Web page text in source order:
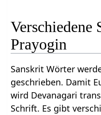
Verschiedene
Prayogin
Sanskrit Wörter
geschrieben. Damit
wird Devanagari
Schrift. Es gibt